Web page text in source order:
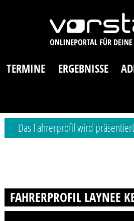
TERMINE ERGEBNISSE
Das Fahrerprofil wird
FAHRERPROFIL LAYNEE